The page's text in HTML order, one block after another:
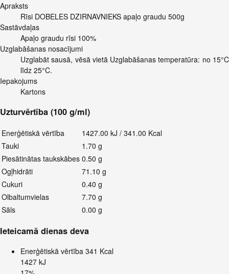
Apraksts
Rīsi DOBELES DZIRNAVNIEKS apaļo graudu 500g
Sastāvdaļas
Apaļo graudu rīsi 100%
Uzglabāšanas nosacījumi
Uzglabāt sausā, vēsā vietā Uzglabāšanas temperatūra: no 15°C
līdz 25°C.
Iepakojums
Kartons
Uzturvērtība (100 g/ml)
Enerģētiskā vērtība
1427.00 kJ / 341.00 Kcal
Tauki
1.70 g
Piesātinātas taukskābes 0.50 g
Ogļhidrāti
71.10 g
Cukuri
0.40 g
Olbaltumvielas
7.70 g
Sāls
0.00 g
Ieteicamā dienas deva
Enerģētiskā vērtība 341 Kcal
1427 kJ